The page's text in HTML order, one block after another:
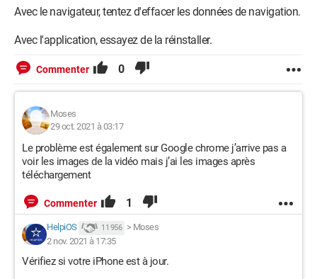
Avec le navigateur, tentez d'effacer les données de navigation.
Avec l'application, essayez de la réinstaller.
Commenter 0
Moses
29 oct. 2021 à 03:17
Le problème est également sur Google chrome j’arrive pas a
voir les images de la vidéo mais j’ai les images après
téléchargement
Commenter 1
HelpiOS 11 956 > Moses
2 nov. 2021 à 17:35
Vérifiez si votre iPhone est à jour.